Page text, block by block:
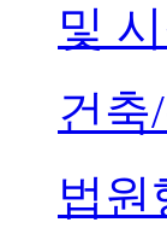
및
건축
법원